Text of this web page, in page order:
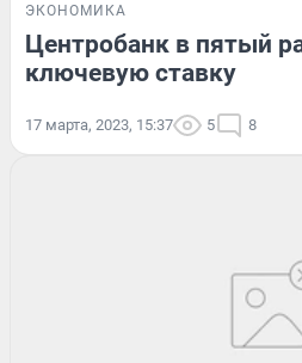
ЭКОНОМИКА
Центробанк в пятый
ключевую ставку
17 марта, 2023, 15:37 5 8